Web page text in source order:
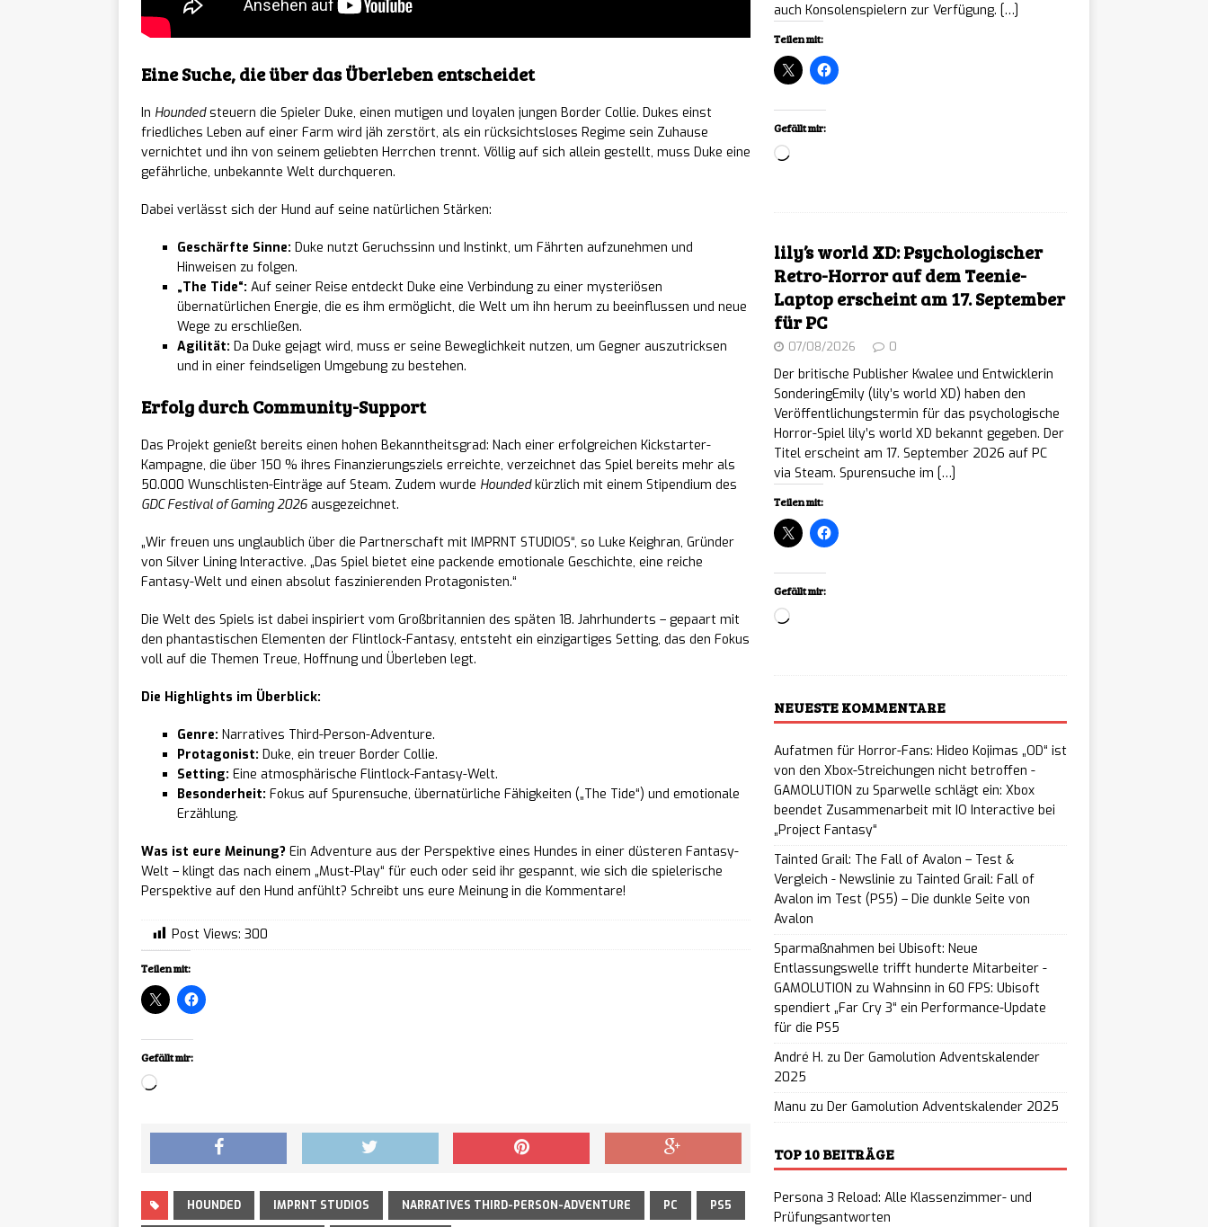
ist ab sofort auf allen Plattformen verfügbar
[ 07/08/2026 ] Pigeon: A Love Story: Kurioses Tauben-Dating-Spiel in
lebensgroßen Städten ab sofort erhältlich
[ 07/08/2026 ] Mistfall Hunter knackt Marke von 1 Million Spielern:
Entwickler kündigen Solo-Modus und Ingame-Belohnungen an NEWS
[ 07/08/2026 ] Planet Zoo 2: Neues Feature-Focus-Video zeigt
begehbare Volieren und Vogelarten
[ 07/08/2026 ] Obakeidoro 2: Chase & Seek: Süß-düstere Fangspiel-
Fortsetzung ab sofort für Nintendo Switch und Switch 2 erhältlich
[ 07/08/2026 ] S.T.A.L.K.E.R. 2: Cost of Hope – Showcase-Video gewährt
Einblicke in AKW Tschernobyl und den Eisenwald
[ 07/08/2026 ] NC zeigt Aion 2, Cinder City und neues Geheimprojekt auf
der Gamescom 2026 NEWS
[ 07/08/2026 ] Tower Tactics 2: Deckbuilding-Tower-Defense-
Fortsetzung startet im 3. Quartal 2026 in den Early Access
[ 07/08/2026 ]
Stil ab sofort auf Steam erhältlich
[ 07/08/2026 ] Sovereign Tower: Humorvolles Mittelalter-Fantasy-RPG
[ 07/08/2026 ] Slayblade: Virales Kreisel-Roguelite im Y2K-Look
erscheint am 20. August für PC NEWS
Eine Suche, die über das Überleben entscheidet
In Houndedsteuern die Spieler Duke, einen mutigen und loyalen jungen Border Collie. Dukes einst
friedliches Leben auf einer Farm wird jäh zerstört, als ein rücksichtsloses Regime sein Zuhause
vernichtet und ihn von seinem geliebten Herrchen trennt. Völlig auf sich allein gestellt, muss Duke eine
gefährliche, unbekannte Welt durchqueren.
Dabei verlässt sich der Hund auf seine natürlichen Stärken:
Geschärfte Sinne: Duke nutzt Geruchssinn und Instinkt, um Fährten aufzunehmen und
Hinweisen zu folgen.
„The Tide“: Auf seiner Reise entdeckt Duke eine Verbindung zu einer mysteriösen
übernatürlichen Energie, die es ihm ermöglicht, die Welt um ihn herum zu beeinflussen und neue
Wege zu erschließen.
Agilität: Da Duke gejagt wird, muss er seine Beweglichkeit nutzen, um Gegner auszutricksen
und in einer feindseligen Umgebung zu bestehen.
Erfolg durch Community-Support
Das Projekt genießt bereits einen hohen Bekanntheitsgrad: Nach einer erfolgreichen Kickstarter-
Kampagne, die über 150 % ihres Finanzierungsziels erreichte, verzeichnet das Spiel bereits mehr als
50.000 Wunschlisten-Einträge auf Steam. Zudem wurde Houndedkürzlich mit einem Stipendium des
GDC Festival of Gaming 2026 ausgezeichnet.
„Wir freuen uns unglaublich über die Partnerschaft mit IMPRNT STUDIOS“, so Luke Keighran, Gründer
von Silver Lining Interactive. „Das Spiel bietet eine packende emotionale Geschichte, eine reiche
Fantasy-Welt und einen absolut faszinierenden Protagonisten.“
Die Welt des Spiels ist dabei inspiriert vom Großbritannien des späten 18. Jahrhunderts – gepaart mit
den phantastischen Elementen der Flintlock-Fantasy, entsteht ein einzigartiges Setting, das den Fokus
voll auf die Themen Treue, Hoffnung und Überleben legt.
Die Highlights im Überblick:
Genre: Narratives Third-Person-Adventure.
Protagonist: Duke, ein treuer Border Collie.
Setting: Eine atmosphärische Flintlock-Fantasy-Welt.
Besonderheit: Fokus auf Spurensuche, übernatürliche Fähigkeiten („The Tide“) und emotionale
Erzählung.
Was ist eure Meinung? Ein Adventure aus der Perspektive eines Hundes in einer düsteren Fantasy-
Welt – klingt das nach einem „Must-Play“ für euch oder seid ihr gespannt, wie sich die spielerische
Perspektive auf den Hund anfühlt? Schreibt uns eure Meinung in die Kommentare!
Post Views: 300
Teilen mit:
Gefällt mir:
Loading…
HOUNDED IMPRNT STUDIOS NARRATIVES THIRD-PERSON-ADVENTURE PC PS5
auch Konsolenspielern zur Verfügung. […]
Teilen mit:
Gefällt mir:
Loading…
lily’s world XD: Psychologischer
Retro-Horror auf dem Teenie-
Laptop erscheint am 17. September
für PC
07/08/2026 0
Der britische Publisher Kwalee und Entwicklerin
SonderingEmily (lily’s world XD) haben den
Veröffentlichungstermin für das psychologische
Horror-Spiel lily’s world XD bekannt gegeben. Der
Titel erscheint am 17. September 2026 auf PC
via Steam. Spurensuche im […]
Teilen mit:
Gefällt mir:
Loading…
NEUESTE KOMMENTARE
Aufatmen für Horror-Fans: Hideo Kojimas „OD“ ist
von den Xbox-Streichungen nicht betroffen -
GAMOLUTION zu Sparwelle schlägt ein: Xbox
beendet Zusammenarbeit mit IO Interactive bei
„Project Fantasy“
Tainted Grail: The Fall of Avalon – Test &
Vergleich - Newslinie zu Tainted Grail: Fall of
Avalon im Test (PS5) – Die dunkle Seite von
Avalon
Sparmaßnahmen bei Ubisoft: Neue
Entlassungswelle trifft hunderte Mitarbeiter -
GAMOLUTION zu Wahnsinn in 60 FPS: Ubisoft
spendiert „Far Cry 3“ ein Performance-Update
für die PS5
André H. zu Der Gamolution Adventskalender
2025
Manu zu Der Gamolution Adventskalender 2025
TOP 10 BEITRÄGE
Persona 3 Reload: Alle Klassenzimmer- und
Prüfungsantworten